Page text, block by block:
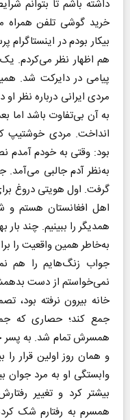
داشته باشم تا بتوانم
خرید گوشی تلفن همراه
بیکار بودم در
هم اظهار نظر می‌کردم. یک
پیامی در دایرکت شد.
مردی ایرانی درباره نظر
به آن بی‌تفاوت باشد اما
انداخت. مردی
بود: وقتی به خودم آمدم
به‌نظر آدم جالبی می‌آمد.
گرفت. اول هویتی دروغ
اهل افغانستان هستم و
همدیگر را ببینیم. چند بار
به‌خاطر همین واقعیت را
جواب زنگ‌هایم را هم
نمی‌خواستم از دست
خانه بیرون نرفته بود،
جمع کند؛ حصاری که
همسرش تمام شد. به پسر
و همان روز اولین قرار را
وابستگی او به مرد جوان
بیشتر کرد و تغییر
همسرم به رفتارم شک